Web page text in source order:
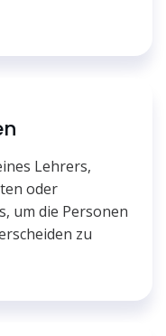
Lehrers,
oder
um die Personen
zu